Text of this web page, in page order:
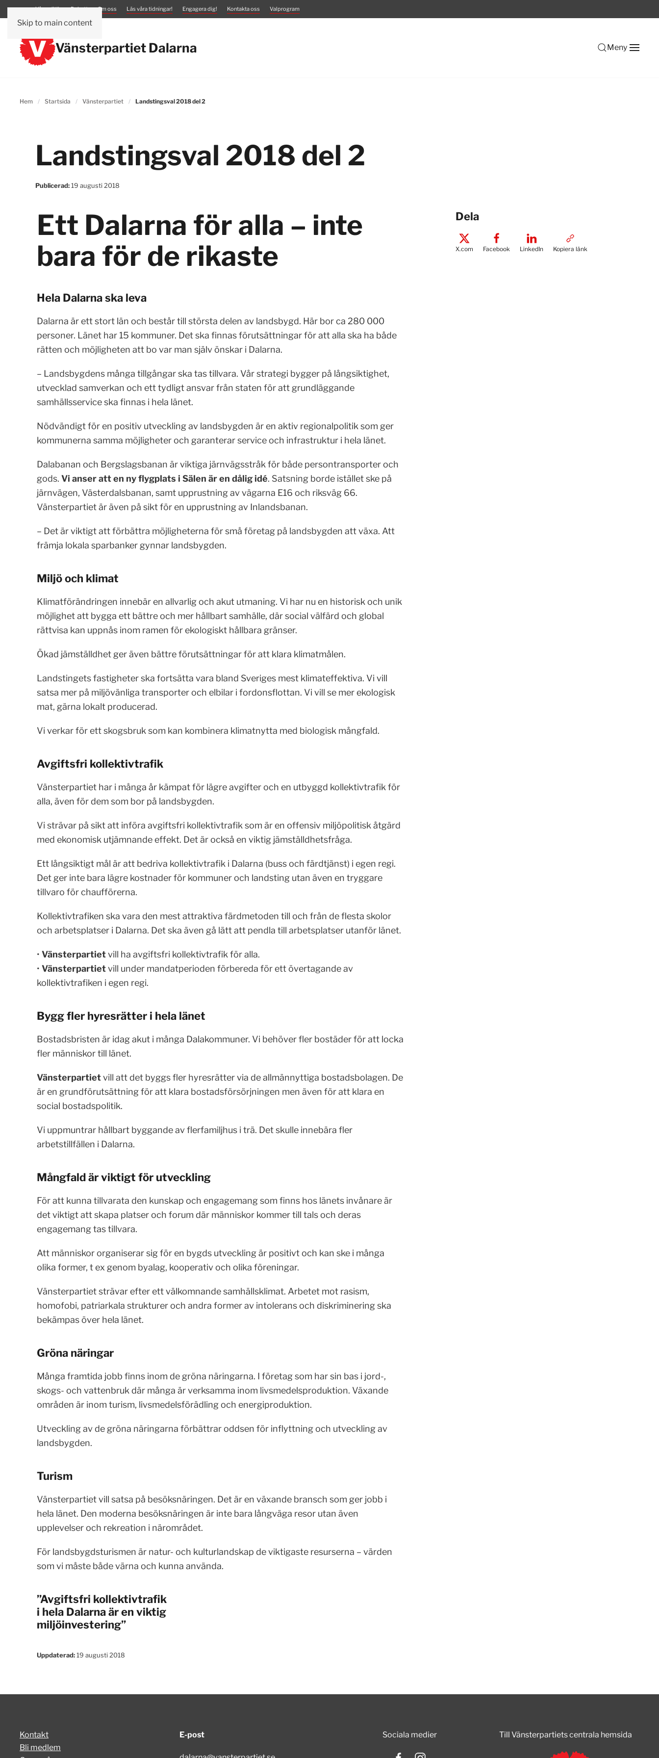
Skip to main content
Vår politik Debatt Om oss Läs våra tidningar! Engagera dig! Kontakta oss Valprogram
Vänsterpartiet Dalarna Meny
Hem Startsida Vänsterpartiet Landstingsval 2018 del 2
Landstingsval 2018 del 2
Publicerad:19 augusti 2018
Ett Dalarna för alla – inte
bara för de rikaste
Hela Dalarna ska leva
Dalarna är ett stort län och består till största delen av landsbygd. Här bor ca 280 000
personer. Länet har 15 kommuner. Det ska finnas förutsättningar för att alla ska ha både
rätten och möjligheten att bo var man själv önskar i Dalarna.
– Landsbygdens många tillgångar ska tas tillvara. Vår strategi bygger på långsiktighet,
utvecklad samverkan och ett tydligt ansvar från staten för att grundläggande
samhällsservice ska finnas i hela länet.
Nödvändigt för en positiv utveckling av landsbygden är en aktiv regionalpolitik som ger
kommunerna samma möjligheter och garanterar service och infrastruktur i hela länet.
Dalabanan och Bergslagsbanan är viktiga järnvägsstråk för både persontransporter och
gods. Vi anser att en ny flygplats i Sälen är en dålig idé. Satsning borde istället ske på
järnvägen, Västerdalsbanan, samt upprustning av vägarna E16 och riksväg 66.
Vänsterpartiet är även på sikt för en upprustning av Inlandsbanan.
– Det är viktigt att förbättra möjligheterna för små företag på landsbygden att växa. Att
främja lokala sparbanker gynnar landsbygden.
Miljö och klimat
Klimatförändringen innebär en allvarlig och akut utmaning. Vi har nu en historisk och unik
möjlighet att bygga ett bättre och mer hållbart samhälle, där social välfärd och global
rättvisa kan uppnås inom ramen för ekologiskt hållbara gränser.
Ökad jämställdhet ger även bättre förutsättningar för att klara klimatmålen.
Landstingets fastigheter ska fortsätta vara bland Sveriges mest klimateffektiva. Vi vill
satsa mer på miljövänliga transporter och elbilar i fordonsflottan. Vi vill se mer ekologisk
mat, gärna lokalt producerad.
Vi verkar för ett skogsbruk som kan kombinera klimatnytta med biologisk mångfald.
Avgiftsfri kollektivtrafik
Vänsterpartiet har i många år kämpat för lägre avgifter och en utbyggd kollektivtrafik för
alla, även för dem som bor på landsbygden.
Vi strävar på sikt att införa avgiftsfri kollektivtrafik som är en offensiv miljöpolitisk åtgärd
med ekonomisk utjämnande effekt. Det är också en viktig jämställdhetsfråga.
Ett långsiktigt mål är att bedriva kollektivtrafik i Dalarna (buss och färdtjänst) i egen regi.
Det ger inte bara lägre kostnader för kommuner och landsting utan även en tryggare
tillvaro för chaufförerna.
Kollektivtrafiken ska vara den mest attraktiva färdmetoden till och från de flesta skolor
och arbetsplatser i Dalarna. Det ska även gå lätt att pendla till arbetsplatser utanför länet.
• Vänsterpartietvill ha avgiftsfri kollektivtrafik för alla.
• Vänsterpartietvill under mandatperioden förbereda för ett övertagande av
kollektivtrafiken i egen regi.
Bygg fler hyresrätter i hela länet
Bostadsbristen är idag akut i många Dalakommuner. Vi behöver fler bostäder för att locka
fler människor till länet.
Vänsterpartietvill att det byggs fler hyresrätter via de allmännyttiga bostadsbolagen. De
är en grundförutsättning för att klara bostadsförsörjningen men även för att klara en
social bostadspolitik.
Vi uppmuntrar hållbart byggande av flerfamiljhus i trä. Det skulle innebära fler
arbetstillfällen i Dalarna.
Mångfald är viktigt för utveckling
För att kunna tillvarata den kunskap och engagemang som finns hos länets invånare är
det viktigt att skapa platser och forum där människor kommer till tals och deras
engagemang tas tillvara.
Att människor organiserar sig för en bygds utveckling är positivt och kan ske i många
olika former, t ex genom byalag, kooperativ och olika föreningar.
Vänsterpartiet strävar efter ett välkomnande samhällsklimat. Arbetet mot rasism,
homofobi, patriarkala strukturer och andra former av intolerans och diskriminering ska
bekämpas över hela länet.
Gröna näringar
Många framtida jobb finns inom de gröna näringarna. I företag som har sin bas i jord-,
skogs- och vattenbruk där många är verksamma inom livsmedelsproduktion. Växande
områden är inom turism, livsmedelsförädling och energiproduktion.
Utveckling av de gröna näringarna förbättrar oddsen för inflyttning och utveckling av
landsbygden.
Turism
Vänsterpartiet vill satsa på besöksnäringen. Det är en växande bransch som ger jobb i
hela länet. Den moderna besöksnäringen är inte bara långväga resor utan även
upplevelser och rekreation i närområdet.
För landsbygdsturismen är natur- och kulturlandskap de viktigaste resurserna – värden
som vi måste både värna och kunna använda.
”Avgiftsfri kollektivtrafik
i hela Dalarna är en viktig
miljöinvestering”
Uppdaterad:19 augusti 2018
Dela
X.com Facebook LinkedIn Kopiera länk
Kontakt
Bli medlem
E-post Sociala medier Till Vänsterpartiets centrala hemsida